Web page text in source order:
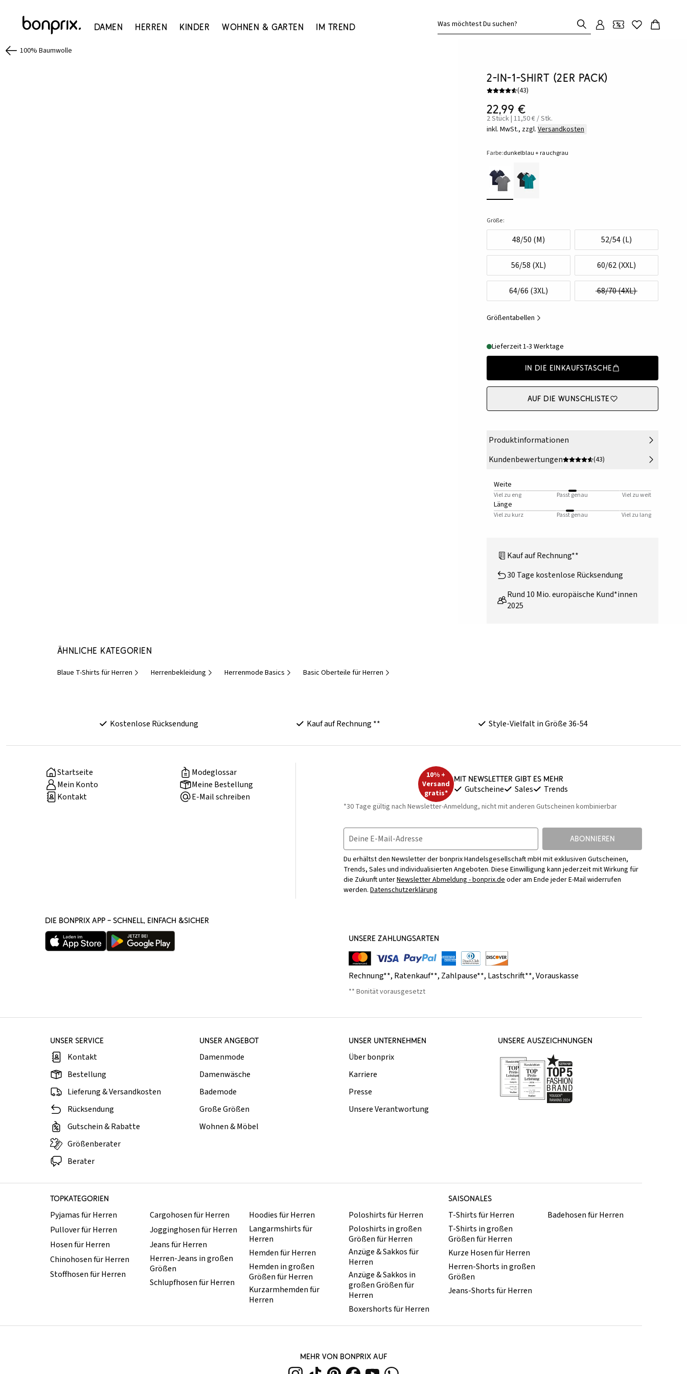
Damen Herren Kinder Wohnen & Garten Im Trend Was möchtest Du suchen?
100% Baumwolle
2-in-1-Shirt (2er Pack)
(43)
22,99 €
2 Stück | 11,50 € / Stk.
inkl. MwSt., zzgl. Versandkosten
Farbe:dunkelblau + rauchgrau
Größe:
48/50 (M) 52/54 (L)
56/58 (XL) 60/62 (XXL)
64/66 (3XL) 68/70 (4XL)
Größentabellen
Lieferzeit 1-3 Werktage
In die Einkaufstasche
Auf die Wunschliste
Produktinformationen
Kundenbewertungen
(43)
Weite
Viel zu eng Passt genau Viel zu weit
Länge
Viel zu kurz Passt genau Viel zu lang
Kauf auf Rechnung**
30 Tage kostenlose Rücksendung
Rund 10 Mio. europäische Kund*innen
2025
Ähnliche Kategorien
Blaue T-Shirts für Herren Herrenbekleidung Herrenmode Basics Basic Oberteile für Herren
Kostenlose Rücksendung Kauf auf Rechnung ** Style-Vielfalt in Größe 36-54
Startseite
Modeglossar
Mein Konto
Meine Bestellung
Kontakt
E-Mail schreiben
10% +
Versand
gratis*
Mit Newsletter gibt es mehr
Gutscheine Sales Trends
*30 Tage gültig nach Newsletter-Anmeldung, nicht mit anderen Gutscheinen kombinierbar
Deine E-Mail-Adresse ABONNIEREN
Du erhältst den Newsletter der bonprix Handelsgesellschaft mbH mit exklusiven Gutscheinen,
Trends, Sales und individualisierten Angeboten. Diese Einwilligung kann jederzeit mit Wirkung für
die Zukunft unterNewsletter Abmeldung - bonprix.deoder am Ende jeder E-Mail widerrufen
werden. Datenschutzerklärung
DIE BONPRIX APP – SCHNELL, EINFACH &SICHER
UNSERE ZAHLUNGSARTEN
Rechnung**, Ratenkauf**, Zahlpause**, Lastschrift**,Vorauskasse
** Bonität vorausgesetzt
UNSER SERVICE
Kontakt
Bestellung
Lieferung & Versandkosten
Rücksendung
Gutschein & Rabatte
Größenberater
Berater
UNSER ANGEBOT
Damenmode
Damenwäsche
Bademode
Große Größen
Wohnen & Möbel
UNSER UNTERNEHMEN
Über bonprix
Karriere
Presse
Unsere Verantwortung
UNSERE AUSZEICHNUNGEN
TOPKATEGORIEN SAISONALES
Pyjamas für Herren
Pullover für Herren
Hosen für Herren
Chinohosen für Herren
Stoffhosen für Herren
Cargohosen für Herren
Jogginghosen für Herren
Jeans für Herren
Herren-Jeans in großen
Größen
Schlupfhosen für Herren
Hoodies für Herren
Langarmshirts für
Herren
Hemden für Herren
Hemden in großen
Größen für Herren
Kurzarmhemden für
Herren
Poloshirts für Herren
Poloshirts in großen
Größen für Herren
Anzüge & Sakkos für
Herren
Anzüge & Sakkos in
großen Größen für
Herren
Boxershorts für Herren
T-Shirts für Herren
T-Shirts in großen
Größen für Herren
Kurze Hosen für Herren
Herren-Shorts in großen
Größen
Jeans-Shorts für Herren
Badehosen für Herren
MEHR VON BONPRIX AUF